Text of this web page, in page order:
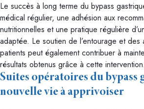
Le succès à long terme du bypass
médical régulier, une adhésion aux
nutritionnelles et une pratique régulière
adaptée. Le soutien de l’entourage et des
patients peut également contribuer à
résultats obtenus grâce à cette intervention.
Suites opératoires du bypass
nouvelle vie à apprivoiser